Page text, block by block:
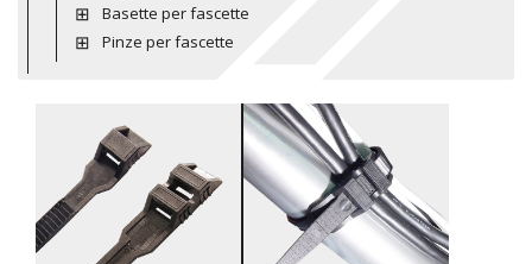
Basette per fascette
Pinze per fascette